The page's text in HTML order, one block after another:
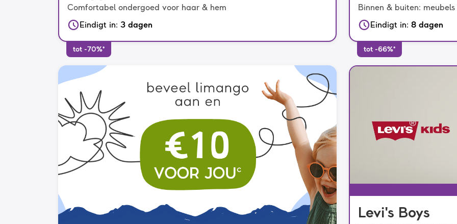
Comfortabel ondergoed voor haar & hem
Eindigt in: 3 dagen
tot -70%*
Binnen & buiten:
Eindigt in: 8 dagen
tot -66%*
Levi's Boys